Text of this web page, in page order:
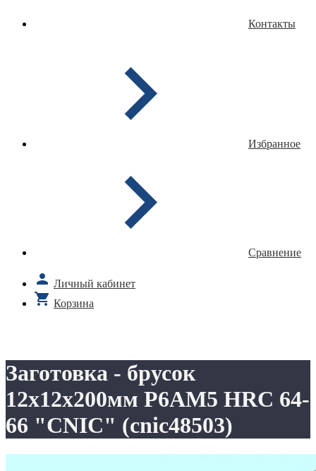
Контакты
Избранное
Сравнение
Личный кабинет
Корзина
Заготовка - брусок
12х12х200мм Р6АМ5 HRC 64-
66 "CNIC" (cnic48503)